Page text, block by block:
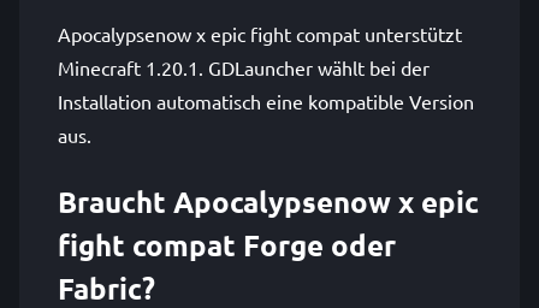
Apocalypsenow x epic fight compat unterstützt
Minecraft 1.20.1. GDLauncher wählt bei der
Installation automatisch eine kompatible Version
aus.
Braucht Apocalypsenow x epic
fight compat Forge oder
Fabric?